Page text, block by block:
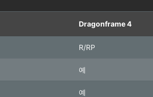
Dragonframe 4
R/RP
예
예